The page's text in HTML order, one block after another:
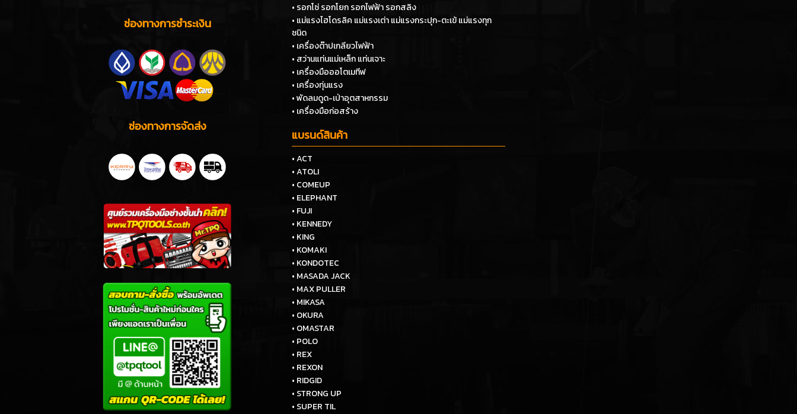
ช่องทางการชำระเงิน
ช่องทางการจัดส่ง
• รอกโซ่ รอกโยก รอกไฟฟ้า รอกสลิง
• แม่แรงไฮโดรลิค แม่แรงเต่า แม่แรงกระปุก-ตะเข้ แม่แรงทุก
ชนิด
• เครื่องต๊าปเกลียวไฟฟ้า
• สว่านแท่นแม่เหล็ก แท่นเจาะ
• เครื่องมือออโตเมทีฟ
• เครื่องทุ่นแรง
• พัดลมดูด-เป่าอุตสาหกรรม
• เครื่องมือก่อสร้าง
แบรนด์สินค้า
• ACT
• ATOLI
• COMEUP
• ELEPHANT
• FUJI
• KENNEDY
• KING
• KOMAKI
• KONDOTEC
• MASADA JACK
• MAX PULLER
• MIKASA
• OKURA
• OMASTAR
• POLO
• REX
• REXON
• RIDGID
• STRONG UP
• SUPER TIL